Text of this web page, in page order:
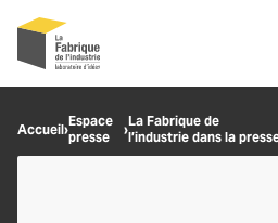
Recherche
Accueil›Espace
presse
›La Fabrique de
l’industrie dans la